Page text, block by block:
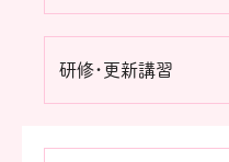
研修・更新講習